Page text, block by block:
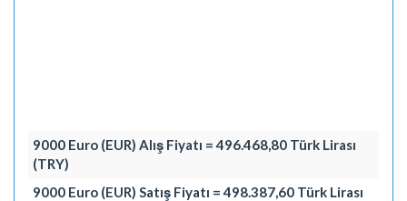
9000 Euro (EUR) Alış Fiyatı = 496.468,80 Türk Lirası
(TRY)
9000 Euro (EUR) Satış Fiyatı = 498.387,60 Türk Lirası